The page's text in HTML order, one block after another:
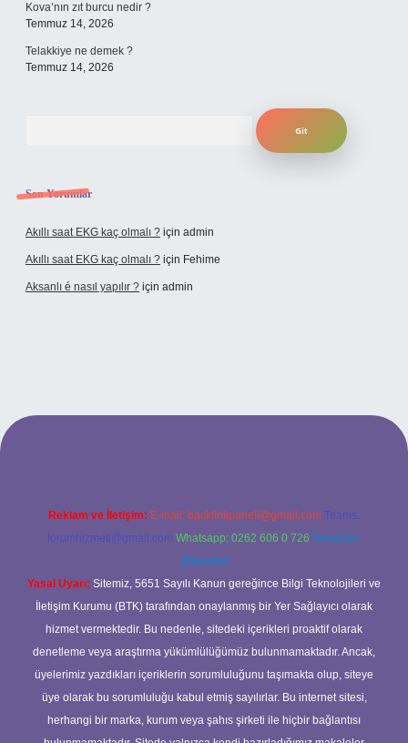
Kova’nın zıt burcu nedir ?
Temmuz 14, 2026
Telakkiye ne demek ?
Temmuz 14, 2026
Son Yorumlar
Akıllı saat EKG kaç olmalı ? için admin
Akıllı saat EKG kaç olmalı ? için Fehime
Aksanlı é nasıl yapılır ? için admin
Reklam ve İletişim: E-mail: backlinkpaneli@gmail.com Teams:
forumhizmeti@gmail.com Whatsapp: 0262 606 0 726 Telegram:
@karabul
Yasal Uyarı: Sitemiz, 5651 Sayılı Kanun gereğince Bilgi Teknolojileri ve
İletişim Kurumu (BTK) tarafından onaylanmış bir Yer Sağlayıcı olarak
hizmet vermektedir. Bu nedenle, sitedeki içerikleri proaktif olarak
denetleme veya araştırma yükümlülüğümüz bulunmamaktadır. Ancak,
üyelerimiz yazdıkları içeriklerin sorumluluğunu taşımakta olup, siteye
üye olarak bu sorumluluğu kabul etmiş sayılırlar. Bu internet sitesi,
herhangi bir marka, kurum veya şahıs şirketi ile hiçbir bağlantısı